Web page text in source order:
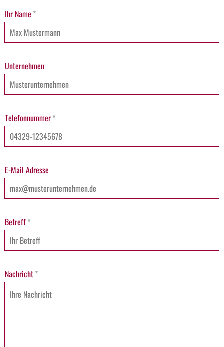
Ihr Name *
Unternehmen
Telefonnummer*
E-Mail Adresse
Betreff*
Nachricht*